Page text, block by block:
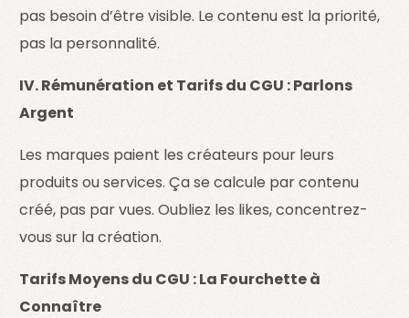
pas besoin d’être visible. Le contenu est la priorité,
pas la personnalité.
IV. Rémunération et Tarifs du CGU : Parlons
Argent
Les marques paient les créateurs pour leurs
produits ou services. Ça se calcule par contenu
créé, pas par vues. Oubliez les likes, concentrez-
vous sur la création.
Tarifs Moyens du CGU : La Fourchette à
Connaître